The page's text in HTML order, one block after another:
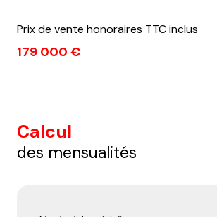
Prix de vente honoraires TTC inclus
179 000 €
Calcul
des mensualités